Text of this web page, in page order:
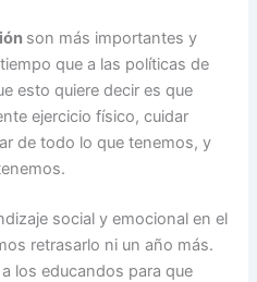
son más importantes y
que a las políticas de
esto quiere decir es que
ejercicio físico, cuidar
de todo lo que tenemos, y
social y emocional en el
retrasarlo ni un año más.
los educandos para que